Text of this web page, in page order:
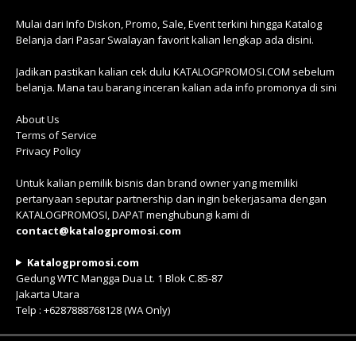
Mulai dari Info Diskon, Promo, Sale, Event terkini hingga Katalog
Belanja dari Pasar Swalayan favorit kalian lengkap ada disini.
Jadikan pastikan kalian cek dulu KATALOGPROMOSI.COM sebelum
belanja. Mana tau barang inceran kalian ada info promonya di sini
About Us
Terms of Service
Privacy Policy
Untuk kalian pemilik bisnis dan brand owner yang memiliki
pertanyaan seputar partnership dan ingin bekerjasama dengan
KATALOGPROMOSI, DAPAT menghubungi kami di
contact@katalogpromosi.com
Katalogpromosi.com
Gedung WTC Mangga Dua Lt. 1 Blok C.85-87
Jakarta Utara
Telp : +6287888768128 (WA Only)